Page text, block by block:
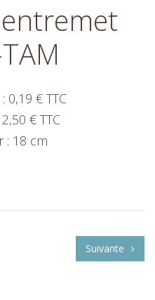
€ TTC
€ TTC
: 18 cm
Suivante